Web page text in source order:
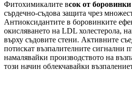
Фитохимикалите всок от
сърдечно-съдова защита чрез
Антиоксидантите в боровинките
окисляването на LDL холестерола,
върху съдовите стени. Активните
потискат възпалителните сигнални
намалявайки производството на
този начин облекчавайки